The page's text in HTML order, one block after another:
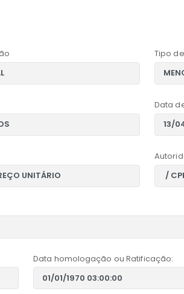
Tipo
Data
Data homologação ou Ratificação: